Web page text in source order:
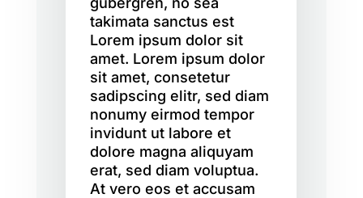
takimata sanctus est
Lorem ipsum dolor sit
amet. Lorem ipsum dolor
sit amet, consetetur
sadipscing elitr, sed diam
nonumy eirmod tempor
invidunt ut labore et
dolore magna aliquyam
erat, sed diam voluptua.
At vero eos et accusam